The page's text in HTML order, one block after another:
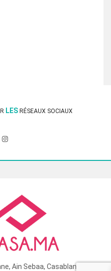
LES RÉSEAUX SOCIAUX
Ain Sebaa, Casablanca